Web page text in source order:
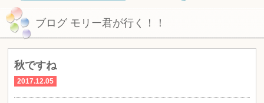
ブログ モリー君が行く！！
秋ですね
2017.12.05